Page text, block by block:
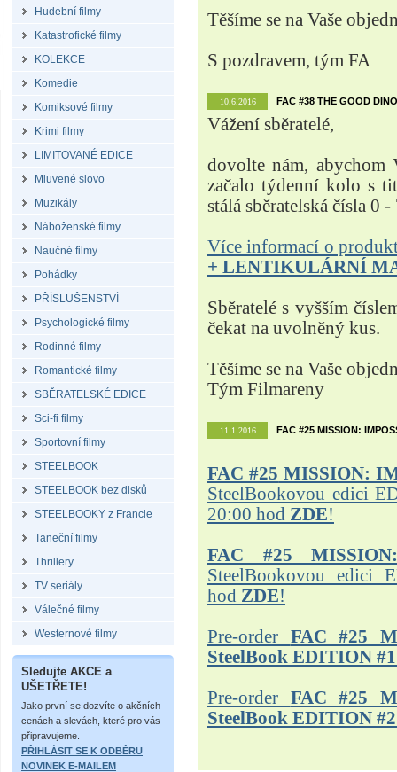
Hudební filmy
Katastrofické filmy
KOLEKCE
Komedie
Komiksové filmy
Krimi filmy
LIMITOVANÉ EDICE
Mluvené slovo
Muzikály
Náboženské filmy
Naučné filmy
Pohádky
PŘÍSLUŠENSTVÍ
Psychologické filmy
Rodinné filmy
Romantické filmy
SBĚRATELSKÉ EDICE
Sci-fi filmy
Sportovní filmy
STEELBOOK
STEELBOOK bez disků
STEELBOOKY z Francie
Taneční filmy
Thrillery
TV seriály
Válečné filmy
Westernové filmy
Sledujte AKCE a
UŠETŘETE!
Jako první se dozvíte o akčních
cenách a slevách, které pro vás
připravujeme.
PŘIHLÁSIT SE K ODBĚRU
NOVINEK E-MAILEM
Těšíme se na Vaše
S pozdravem, tým FA
10.6.2016 FAC #38 THE GOOD
Vážení sběratelé,
dovolte nám,
začalo týdenní kolo s
stálá sběratelská čísla 0 -
Více informací o
+ LENTIKULÁRNÍ
Sběratelé s vyšším
čekat na uvolněný kus.
Těšíme se na Vaše
Tým Filmareny
11.1.2016 FAC #25 MISSION:
FAC #25 MISSION:
SteelBookovou edici
20:00 hod ZDE!
FAC #25
SteelBookovou edici
hod ZDE!
Pre-order FAC #25
SteelBook EDITION #1
Pre-order FAC #25
SteelBook EDITION #2